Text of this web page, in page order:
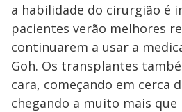
a habilidade do cirurgião é
pacientes verão melhores
continuarem a usar a
Goh. Os transplantes
cara, começando em cerca
chegando a muito mais que